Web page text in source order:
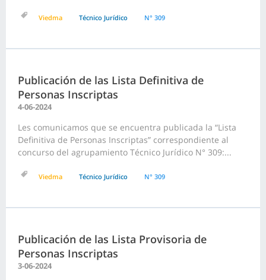
Viedma Técnico Jurídico N° 309
Publicación de las Lista Definitiva de
Personas Inscriptas
4-06-2024
Les comunicamos que se encuentra publicada la “Lista
Definitiva de Personas Inscriptas” correspondiente al
concurso del agrupamiento Técnico Jurídico N° 309:...
Viedma Técnico Jurídico N° 309
Publicación de las Lista Provisoria de
Personas Inscriptas
3-06-2024